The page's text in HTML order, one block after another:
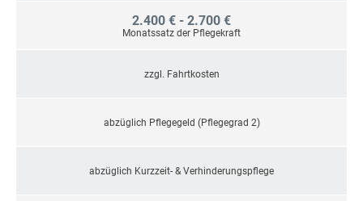
2.400 € - 2.700 €
Monatssatz der Pflegekraft
zzgl. Fahrtkosten
abzüglich Pflegegeld (Pflegegrad 2)
abzüglich Kurzzeit- & Verhinderungspflege